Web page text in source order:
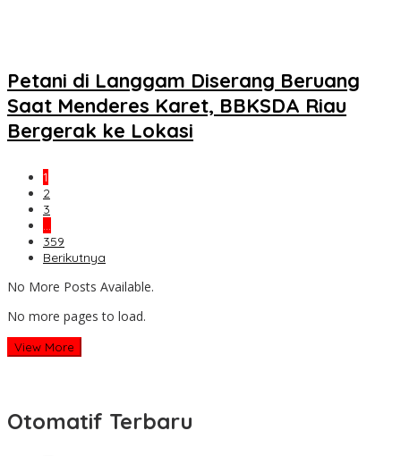
Petani di Langgam Diserang Beruang
Saat Menderes Karet, BBKSDA Riau
Bergerak ke Lokasi
1
2
3
…
359
Berikutnya
No More Posts Available.
No more pages to load.
View More
Otomatif Terbaru